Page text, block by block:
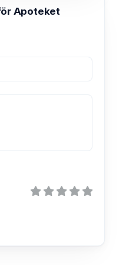
Apoteket